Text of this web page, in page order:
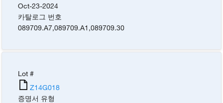
Oct-23-2024
카탈로그 번호
089709.A7,089709.A1 ,089709.30
Lot #
Z14G018
증명서 유형